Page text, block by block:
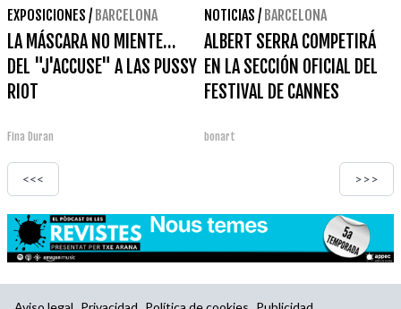
EXPOSICIONES / BARCELONA
LA MÁSCARA NO MIENTE…
DEL "J'ACCUSE" A LAS PUSSY
RIOT
Fina Duran
NOTICIAS / BARCELONA
ALBERT SERRA COMPETIRÁ
EN LA SECCIÓN OFICIAL DEL
FESTIVAL DE CANNES
bonart
<<< >>>